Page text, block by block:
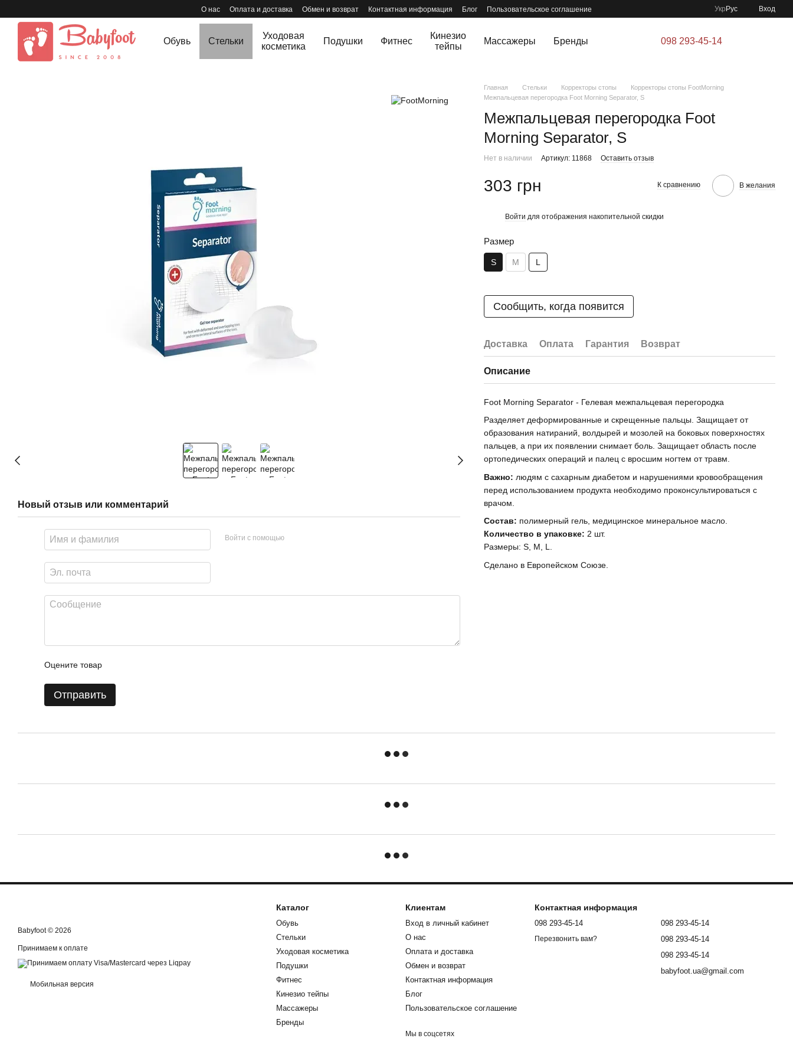
О нас Оплата и доставка Обмен и возврат Контактная информация Блог Пользовательское соглашение Укр Рус Вход
Обувь Стельки
Уходовая
косметика
Подушки Фитнес
Кинезио
тейпы
Массажеры Бренды 098 293-45-14
Новый отзыв или комментарий
Войти с помощью
Оцените товар
Отправить
Главная Стельки Корректоры стопы
Корректоры стопы FootMorning
Межпальцевая перегородка Foot Morning Separator, S
Межпальцевая перегородка Foot
Morning Separator, S
Нет в наличии Артикул: 11868 Оставить отзыв
303 грн К сравнению В желания
Войти для отображения накопительной скидки
Размер
S M L
Сообщить, когда появится
Доставка Оплата Гарантия Возврат
Описание
Foot Morning Separator - Гелевая межпальцевая перегородка
Разделяет деформированные и скрещенные пальцы. Защищает от
образования натираний, волдырей и мозолей на боковых поверхностях
пальцев, а при их появлении снимает боль. Защищает область после
ортопедических операций и палец с вросшим ногтем от травм.
Важно: людям с сахарным диабетом и нарушениями кровообращения
перед использованием продукта необходимо проконсультироваться с
врачом.
Состав: полимерный гель, медицинское минеральное масло.
Количество в упаковке: 2 шт.
Размеры: S, M, L.
Сделано в Европейском Союзе.
Babyfoot © 2026
Принимаем к оплате
Мобильная версия
Каталог
Обувь
Стельки
Уходовая косметика
Подушки
Фитнес
Кинезио тейпы
Массажеры
Бренды
Клиентам
Вход в личный кабинет
О нас
Оплата и доставка
Обмен и возврат
Контактная информация
Блог
Пользовательское соглашение
Мы в соцсетях
Контактная информация
098 293-45-14
Перезвонить вам?
098 293-45-14
098 293-45-14
098 293-45-14
babyfoot.ua@gmail.com